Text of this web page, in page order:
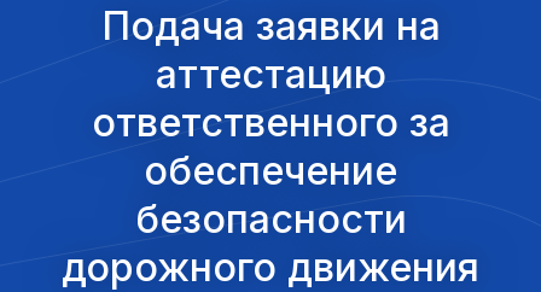
Подача заявки на
аттестацию
ответственного за
обеспечение
безопасности
дорожного движения